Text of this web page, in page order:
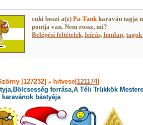
cuki boszi a(z)Pa-Tankkaraván tagja
pontja van. Nem rossz, mi?
Belépési feltételek, leírás, honlap,
[127232]» hitvese[121174]
forrása,A Téli Trükkök
bástyája